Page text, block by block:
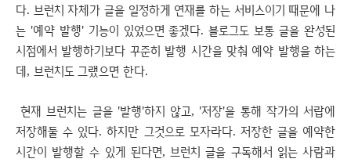
다. 브런치 자체가 글을 일정하게 연재를 하는 서비스이기 때문에 나
는 '예약 발행' 기능이 있었으면 좋겠다. 블로그도 보통 글을 완성된
시점에서 발행하기보다 꾸준히 발행 시간을 맞춰 예약 발행을 하는
데, 브런치도 그랬으면 한다.
현재 브런치는 글을 '발행'하지 않고, '저장'을 통해 작가의 서랍에
저장해둘 수 있다. 하지만 그것으로 모자라다. 저장한 글을 예약한
시간이 발행할 수 있게 된다면, 브런치 글을 구독해서 읽는 사람과